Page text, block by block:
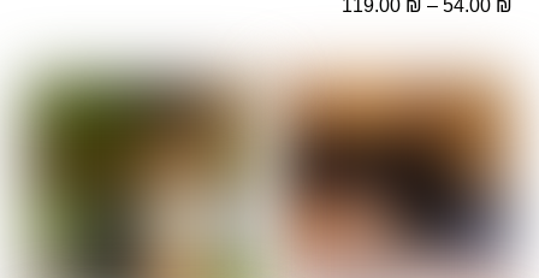
54.00 ₪
–
119.00 ₪
עד
⁦119.00 ₪⁩
עד